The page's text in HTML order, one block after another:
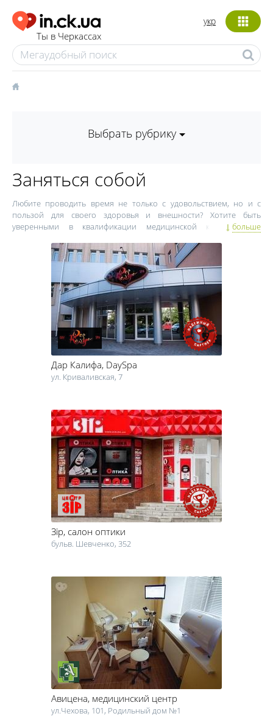
Ты в Черкассах
укр
Выбрать рубрику
Заняться собой
Любите проводить время не только с удовольствием, но и с
пользой для своего здоровья и внешности? Хотите быть
уверенными в квалификации медицинской клиники или
салон красоты с хорошими рекомендациями? In.ck.ua расскажет
обо всех компаниях из сферы красоты, здоровья и спорта. Мы
знаем, где лучше всего ухаживают за волосами, какой фитнес-зал
предоставляет самые большие скидки, и в какой танцевальной
студии вас встретит известный в Черкассах тренер.
Здоровье и красота сегодня для многих мужчин и женщин
выходит на первое место. Заведения из рубрики "Заняться собой"
– это любимые женщинами салоны красоты, ведущие фитнес-
центры, хорошие медицинские клиники, популярные
танцевальные студии… В Черкассах индустрия красоты и
здоровья развивается очень быстрыми темпами. У жителей
новые процедуры. В каждом районе города Черкассы можно
найти несколько десятков парикмахерских, стоматологических и
других клиник, тренажерных залов, бань и саун. Мы поможем вам
быстро найти нужную компанию, подскажем самый удобный
маршрут и время работы.
больше
Дар Калифа, DaySpa
ул. Криваливская, 7
Зір, салон оптики
бульв. Шевченко, 352
Авицена, медицинский центр
ул.Чехова, 101, Родильный дом №1